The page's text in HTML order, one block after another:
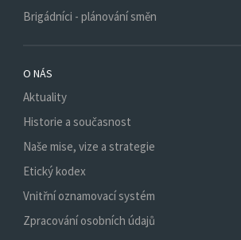
Brigádníci - plánování směn
O NÁS
Aktuality
Historie a současnost
Naše mise, vize a strategie
Etický kodex
Vnitřní oznamovací systém
Zpracování osobních údajů